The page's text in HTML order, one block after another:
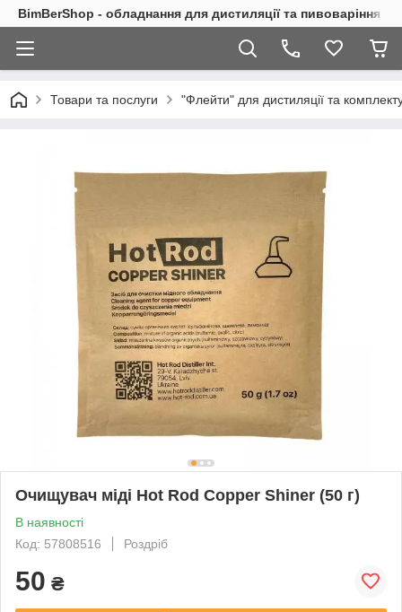
BimBerShop - обладнання для дистиляції та пивоваріння
Товари та послуги "Флейти" для дистиляції та
Очищувач міді Hot Rod Copper Shiner (50 г)
В наявності
Код: 57808516
Роздріб
50 ₴